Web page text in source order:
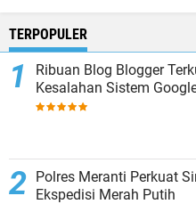
TERPOPULER
Ribuan Blog Blogger
Kesalahan Sistem
Polres Meranti Perkuat
Ekspedisi Merah Putih